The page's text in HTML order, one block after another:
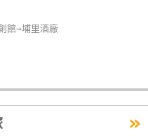
館→埔里酒廠
»